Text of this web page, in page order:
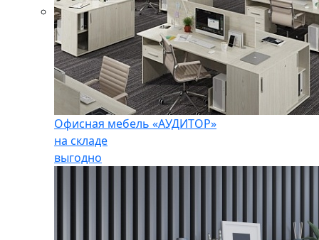
Офисная мебель «АУДИТОР»
на складе
выгодно